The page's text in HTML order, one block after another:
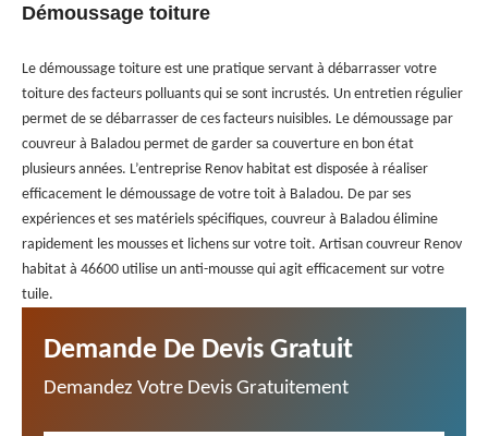
Démoussage toiture
Le démoussage toiture est une pratique servant à débarrasser votre
toiture des facteurs polluants qui se sont incrustés. Un entretien régulier
permet de se débarrasser de ces facteurs nuisibles. Le démoussage par
couvreur à Baladou permet de garder sa couverture en bon état
plusieurs années. L’entreprise Renov habitat est disposée à réaliser
efficacement le démoussage de votre toit à Baladou. De par ses
expériences et ses matériels spécifiques, couvreur à Baladou élimine
rapidement les mousses et lichens sur votre toit. Artisan couvreur Renov
habitat à 46600 utilise un anti-mousse qui agit efficacement sur votre
tuile.
Demande De Devis Gratuit
Demandez Votre Devis Gratuitement